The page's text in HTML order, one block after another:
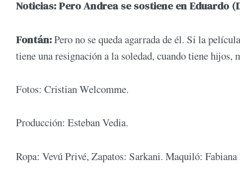
Noticias: Pero Andrea se sostiene en Eduardo
Fontán:Pero no se queda agarrada de él. Si la
tiene una resignación a la soledad, cuando tiene hijos,
Fotos: Cristian Welcomme.
Producción: Esteban Vedia.
Ropa: Vevú Privé, Zapatos: Sarkani. Maquiló: